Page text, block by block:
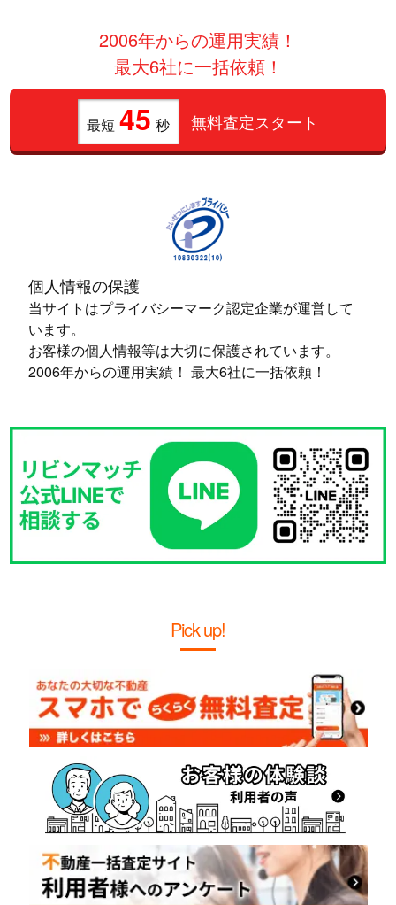
2006年からの運用実績！
最大6社に一括依頼！
最短 45 秒 無料査定スタート
個人情報の保護
当サイトはプライバシーマーク認定企業が運営して
います。
お客様の個人情報等は大切に保護されています。
2006年からの運用実績！ 最大6社に一括依頼！
Pick up!